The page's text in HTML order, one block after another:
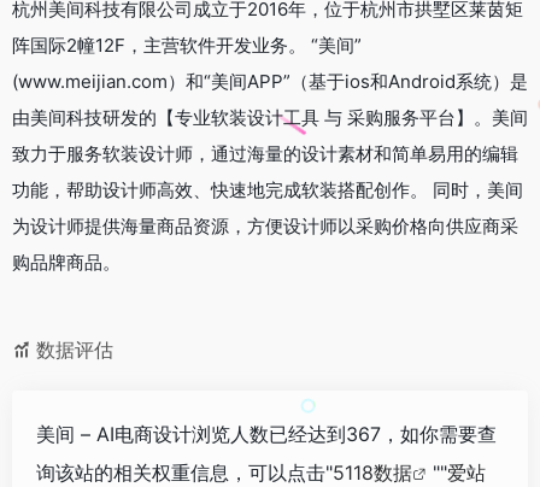
杭州美间科技有限公司成立于2016年，位于杭州市拱墅区莱茵矩
阵国际2幢12F，主营软件开发业务。 “美间”
(www.meijian.com）和“美间APP”（基于ios和Android系统）是
由美间科技研发的【专业软装设计工具 与 采购服务平台】。美间
致力于服务软装设计师，通过海量的设计素材和简单易用的编辑
功能，帮助设计师高效、快速地完成软装搭配创作。 同时，美间
为设计师提供海量商品资源，方便设计师以采购价格向供应商采
购品牌商品。
数据评估
美间 – AI电商设计浏览人数已经达到367，如你需要查
询该站的相关权重信息，可以点击"5118数据 ""爱站